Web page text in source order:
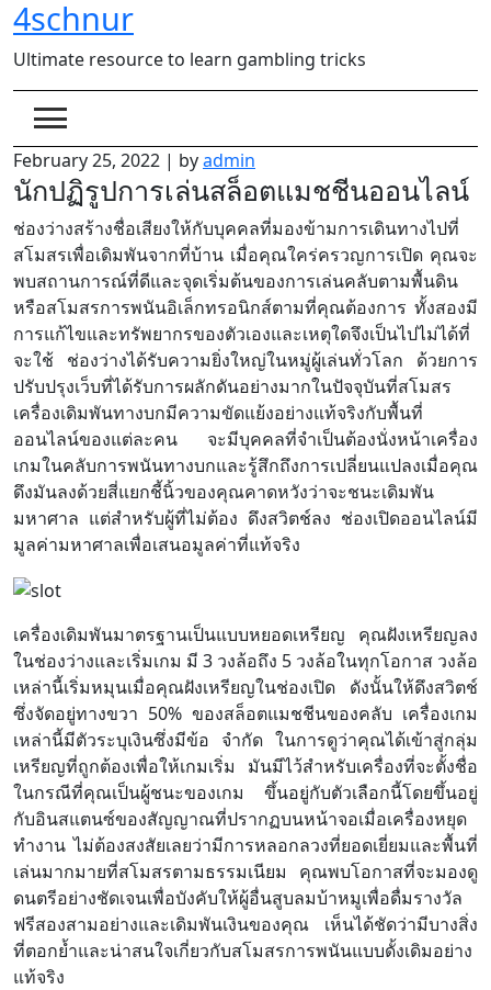
Skip
to
content
4schnur
Ultimate resource to learn gambling tricks
February 25, 2022 | byadmin
นักปฏิรูปการเล่นสล็อตแมชชีนออนไลน์
ช่องว่างสร้างชื่อเสียงให้กับบุคคลที่มองข้ามการเดินทางไปที่
สโมสรเพื่อเดิมพันจากที่บ้าน เมื่อคุณใคร่ครวญการเปิด คุณจะ
พบสถานการณ์ที่ดีและจุดเริ่มต้นของการเล่นคลับตามพื้นดิน
หรือสโมสรการพนันอิเล็กทรอนิกส์ตามที่คุณต้องการ ทั้งสองมี
การแก้ไขและทรัพยากรของตัวเองและเหตุใดจึงเป็นไปไม่ได้ที่
จะใช้ ช่องว่างได้รับความยิ่งใหญ่ในหมู่ผู้เล่นทั่วโลก ด้วยการ
ปรับปรุงเว็บที่ได้รับการผลักดันอย่างมากในปัจจุบันที่สโมสร
เครื่องเดิมพันทางบกมีความขัดแย้งอย่างแท้จริงกับพื้นที่
ออนไลน์ของแต่ละคน จะมีบุคคลที่จำเป็นต้องนั่งหน้าเครื่อง
เกมในคลับการพนันทางบกและรู้สึกถึงการเปลี่ยนแปลงเมื่อคุณ
ดึงมันลงด้วยสี่แยกชี้นิ้วของคุณคาดหวังว่าจะชนะเดิมพัน
มหาศาล แต่สำหรับผู้ที่ไม่ต้อง ดึงสวิตช์ลง ช่องเปิดออนไลน์มี
มูลค่ามหาศาลเพื่อเสนอมูลค่าที่แท้จริง
เครื่องเดิมพันมาตรฐานเป็นแบบหยอดเหรียญ คุณฝังเหรียญลง
ในช่องว่างและเริ่มเกม มี 3 วงล้อถึง 5 วงล้อในทุกโอกาส วงล้อ
เหล่านี้เริ่มหมุนเมื่อคุณฝังเหรียญในช่องเปิด ดังนั้นให้ดึงสวิตช์
ซึ่งจัดอยู่ทางขวา 50% ของสล็อตแมชชีนของคลับ เครื่องเกม
เหล่านี้มีตัวระบุเงินซึ่งมีข้อ จำกัด ในการดูว่าคุณได้เข้าสู่กลุ่ม
เหรียญที่ถูกต้องเพื่อให้เกมเริ่ม มันมีไว้สำหรับเครื่องที่จะตั้งชื่อ
ในกรณีที่คุณเป็นผู้ชนะของเกม ขึ้นอยู่กับตัวเลือกนี้โดยขึ้นอยู่
กับอินสแตนซ์ของสัญญาณที่ปรากฏบนหน้าจอเมื่อเครื่องหยุด
ทำงาน ไม่ต้องสงสัยเลยว่ามีการหลอกลวงที่ยอดเยี่ยมและพื้นที่
เล่นมากมายที่สโมสรตามธรรมเนียม คุณพบโอกาสที่จะมองดู
ดนตรีอย่างชัดเจนเพื่อบังคับให้ผู้อื่นสูบลมบ้าหมูเพื่อดื่มรางวัล
ฟรีสองสามอย่างและเดิมพันเงินของคุณ เห็นได้ชัดว่ามีบางสิ่ง
ที่ตอกย้ำและน่าสนใจเกี่ยวกับสโมสรการพนันแบบดั้งเดิมอย่าง
แท้จริง